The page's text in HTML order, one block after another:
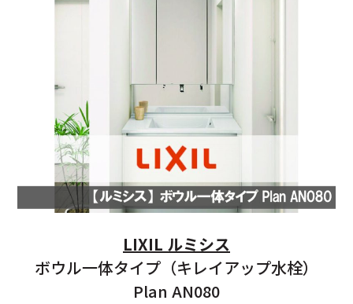
LIXIL ルミシス
ボウル一体タイプ（キレイアップ水栓）
Plan AN080